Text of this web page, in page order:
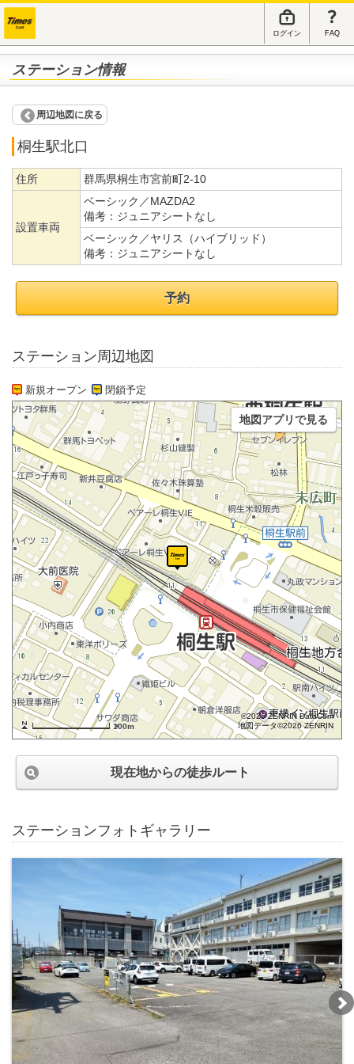
ログイン FAQ
ステーション情報
周辺地図に戻る
桐生駅北口
住所 群馬県桐生市宮前町2-10
設置車両
ベーシック／MAZDA2
備考： ジュニアシートなし
ベーシック／ヤリス（ハイブリッド）
備考： ジュニアシートなし
予約
ステーション周辺地図
新規オープン 閉鎖予定
100m
©2026 ZENRIN DataCom
地図データ©2026 ZENRIN
地図アプリで見る
現在地からの徒歩ルート
ステーションフォトギャラリー